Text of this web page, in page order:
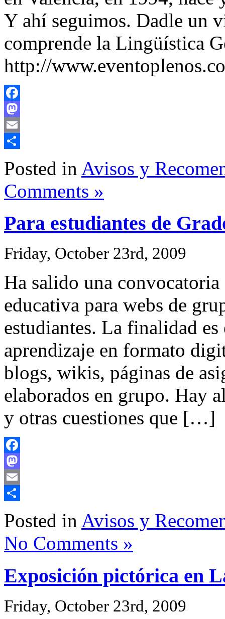
Y ahí seguimos. Dadle un
comprende la Lingüística
http://
Facebook
Mastodon
Email
Posted in Avisos y
Comments »
Para estudiantes de
Friday, October 23rd, 2009
Ha salido una
educativa para webs de
estudiantes. La finalidad
aprendizaje en formato
blogs, wikis, páginas de
elaborados en grupo. Hay
y otras cuestiones que […]
Facebook
Mastodon
Email
Posted in Avisos y
No Comments »
Exposición pictórica en
Friday, October 23rd, 2009